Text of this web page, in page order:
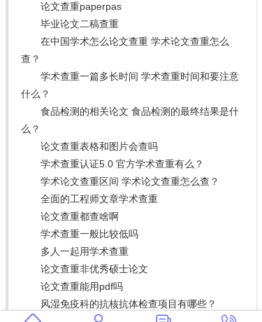
论文查重paperpas
毕业论文二稿查重
在中国学术怎么论文查重 学术论文查重怎么
查？
学术查重一篇多长时间 学术查重时间和要注意
什么？
食品检测的相关论文 食品检测的最终结果是什
么？
论文查重表格和图片会查吗
学术查重认证5.0 官方学术查重有么？
学术论文查重区间 学术论文查重怎么查？
全面的工程师文章学术查重
论文查重都查啥啊
学术查重一般比较低吗
多人一起用学术查重
论文查重非优秀硕士论文
论文查重能用pdf吗
风湿免疫科的抗核抗体检查项目有哪些？